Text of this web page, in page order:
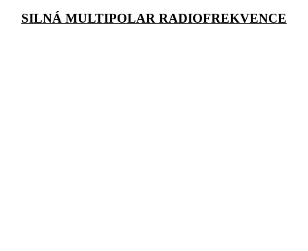
SILNÁ MULTIPOLAR RADIOFREKVENCE